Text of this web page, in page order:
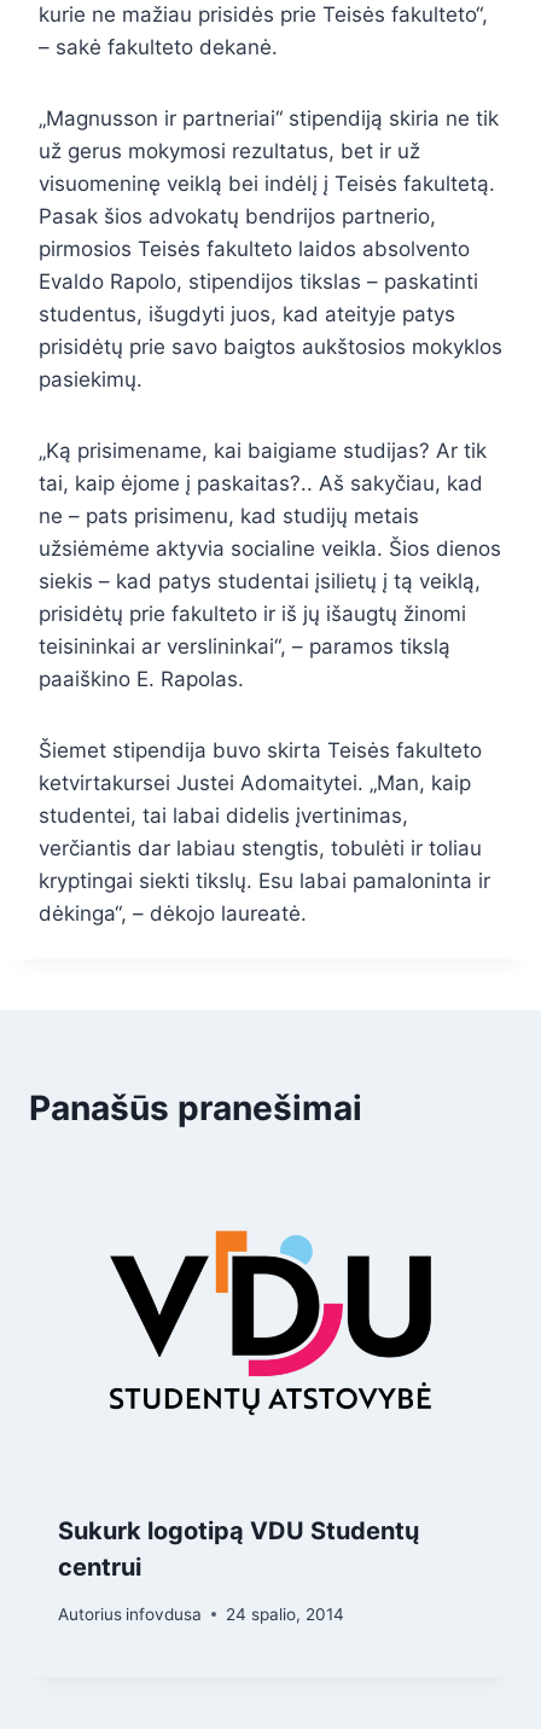
kurie ne mažiau prisidės prie Teisės fakulteto“,
– sakė fakulteto dekanė.
„Magnusson ir partneriai“ stipendiją skiria ne tik
už gerus mokymosi rezultatus, bet ir už
visuomeninę veiklą bei indėlį į Teisės fakultetą.
Pasak šios advokatų bendrijos partnerio,
pirmosios Teisės fakulteto laidos absolvento
Evaldo Rapolo, stipendijos tikslas – paskatinti
studentus, išugdyti juos, kad ateityje patys
prisidėtų prie savo baigtos aukštosios mokyklos
pasiekimų.
„Ką prisimename, kai baigiame studijas? Ar tik
tai, kaip ėjome į paskaitas?.. Aš sakyčiau, kad
ne – pats prisimenu, kad studijų metais
užsiėmėme aktyvia socialine veikla. Šios dienos
siekis – kad patys studentai įsilietų į tą veiklą,
prisidėtų prie fakulteto ir iš jų išaugtų žinomi
teisininkai ar verslininkai“, – paramos tikslą
paaiškino E. Rapolas.
Šiemet stipendija buvo skirta Teisės fakulteto
ketvirtakursei Justei Adomaitytei. „Man, kaip
studentei, tai labai didelis įvertinimas,
verčiantis dar labiau stengtis, tobulėti ir toliau
kryptingai siekti tikslų. Esu labai pamaloninta ir
dėkinga“, – dėkojo laureatė.
Panašūs pranešimai
Sukurk logotipą VDU Studentų
centrui
Autorius infovdusa 24 spalio, 2014